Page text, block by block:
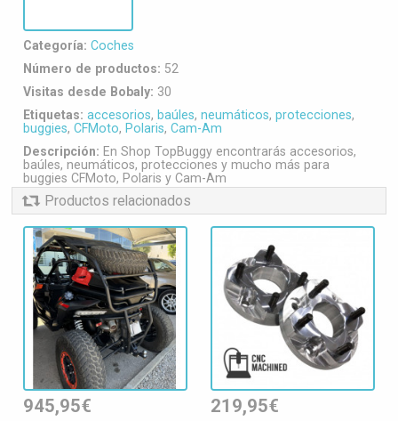
Categoría: Coches
Número de productos: 52
Visitas desde Bobaly: 30
Etiquetas: accesorios, baúles, neumáticos, protecciones,
buggies, CFMoto, Polaris, Cam-Am
Descripción: En Shop TopBuggy encontrarás accesorios,
baúles, neumáticos, protecciones y mucho más para
buggies CFMoto, Polaris y Cam-Am
Productos relacionados
945,95€ 219,95€